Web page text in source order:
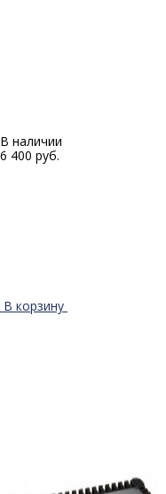
В наличии
6 400 руб.
В корзину